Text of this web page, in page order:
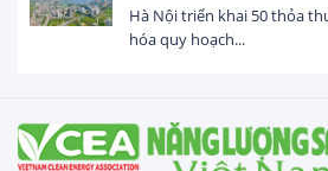
Tổng vốn FDI đăng ký vào
USD trong 5 tháng...